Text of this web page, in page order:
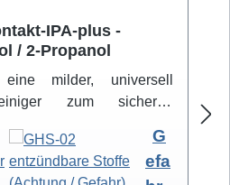
IPA-plus -
/ 2-Propanol
milder, universell
zum sicheren
Alkohol ( 99,8% )
Säuberung
G
efa